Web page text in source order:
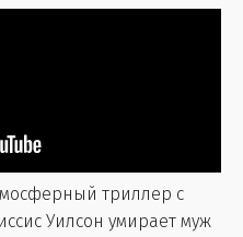
триллер с
Уилсон умирает муж